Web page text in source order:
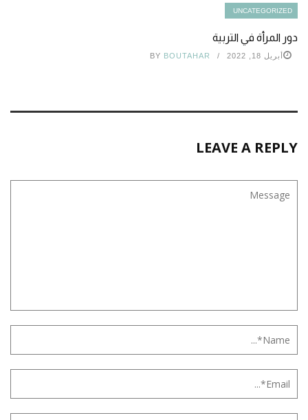
UNCATEGORIZED
دور المرأة في التربية
أبريل 18, 2022 BY BOUTAHAR
LEAVE A REPLY